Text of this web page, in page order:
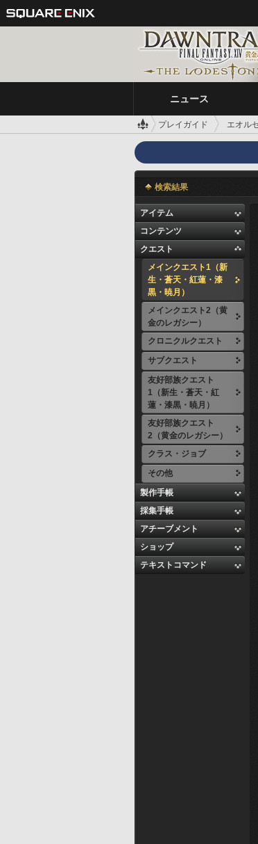
ニュース
プレイガイド エオル
検索結果
アイテム
コンテンツ
クエスト
メインクエスト1（新
生・蒼天・紅蓮・漆
黒・暁月）
メインクエスト2（黄
金のレガシー）
クロニクルクエスト
サブクエスト
友好部族クエスト
1（新生・蒼天・紅
蓮・漆黒・暁月）
友好部族クエスト
2（黄金のレガシー）
クラス・ジョブ
その他
製作手帳
採集手帳
アチーブメント
ショップ
テキストコマンド